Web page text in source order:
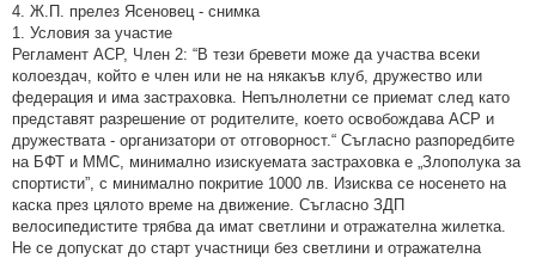
4. Ж.П. прелез Ясеновец - снимка
1. Условия за участие
Регламент АСР, Член 2: “В тези бревети може да участва всеки
колоездач, който е член или не на някакъв клуб, дружество или
федерация и има застраховка. Непълнолетни се приемат след като
представят разрешение от родителите, което освобождава АСР и
дружествата - организатори от отговорност.“ Съгласно разпоредбите
на БФТ и ММС, минимално изискуемата застраховка е „Злополука за
спортисти”, с минимално покритие 1000 лв. Изисква се носенето на
каска през цялото време на движение. Съгласно ЗДП
велосипедистите трябва да имат светлини и отражателна жилетка.
Не се допускат до старт участници без светлини и отражателна